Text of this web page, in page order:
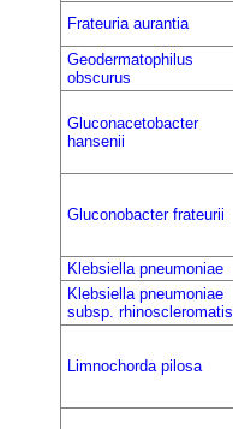
Frateuria aurantia
Geodermatophilus
obscurus
Gluconacetobacter
hansenii
Gluconobacter frateurii
Klebsiella pneumoniae
Klebsiella pneumoniae
subsp. rhinoscleromatis
Limnochorda pilosa